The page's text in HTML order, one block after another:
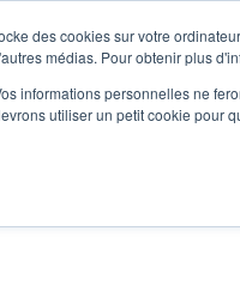
des cookies sur votre
médias. Pour obtenir plus
informations personnelles ne
utiliser un petit cookie pour
Le